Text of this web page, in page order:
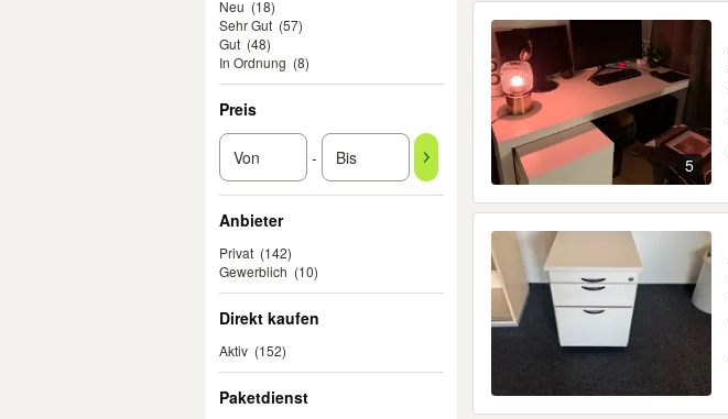
Neu (18)
Sehr Gut (57)
Gut (48)
In Ordnung (8)
Preis
-
Anbieter
Privat (142)
Gewerblich (10)
Direkt kaufen
Aktiv (152)
Paketdienst
5